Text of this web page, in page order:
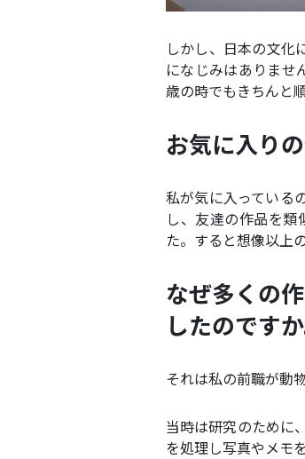
しかし、日本の文化
になじみはありませ
歳の時でもきちんと
お気に入り
私が気に入っている
し、友達の作品を
た。すると想像以上
なぜ多くの
したのですか
それは私の前職が動
当時は研究のために
を処理し写真やメモ